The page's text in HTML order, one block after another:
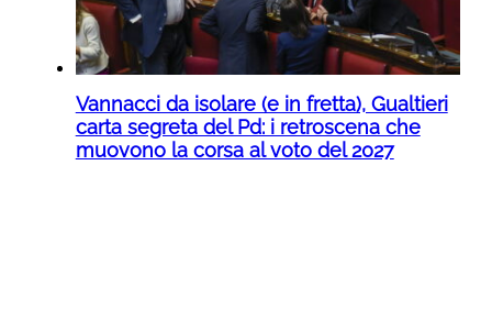
Vannacci da isolare (e in fretta), Gualtieri
carta segreta del Pd: i retroscena che
muovono la corsa al voto del 2027